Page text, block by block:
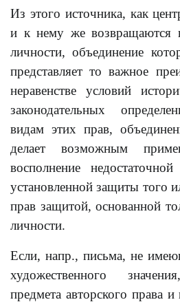
Из этого источника, как
и к нему же возвращаются
личности, объединение
представляет то важное
неравенстве условий
законодательных
видам этих прав,
делает возможным
восполнение
установленной защиты того
прав защитой, основанной
личности.
Если, напр., письма, не
художественного
предмета авторского права